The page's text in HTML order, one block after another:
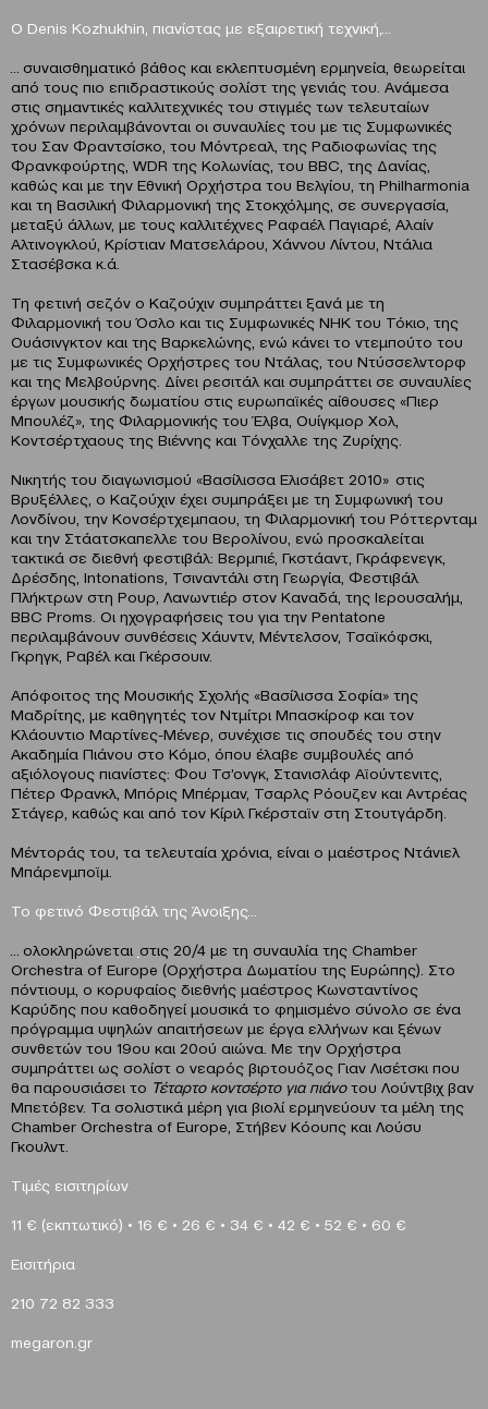
Ο Denis Kozhukhin, πιανίστας με εξαιρετική τεχνική,…
… συναισθηματικό βάθος και εκλεπτυσμένη ερμηνεία, θεωρείται
από τους πιο επιδραστικούς σολίστ της γενιάς του. Ανάμεσα
στις σημαντικές καλλιτεχνικές του στιγμές των τελευταίων
χρόνων περιλαμβάνονται οι συναυλίες του με τις Συμφωνικές
του Σαν Φραντσίσκο, του Μόντρεαλ, της Ραδιοφωνίας της
Φρανκφούρτης, WDR της Κολωνίας, του BBC, της Δανίας,
καθώς και με την Εθνική Ορχήστρα του Βελγίου, τη Philharmonia
και τη Βασιλική Φιλαρμονική της Στοκχόλμης, σε συνεργασία,
μεταξύ άλλων, με τους καλλιτέχνες Ραφαέλ Παγιαρέ, Aλαίν
Αλτινογκλού, Κρίστιαν Ματσελάρου, Χάννου Λίντου, Ντάλια
Στασέβσκα κ.ά.
Τη φετινή σεζόν ο Καζούχιν συμπράττει ξανά με τη
Φιλαρμονική του Όσλο και τις Συμφωνικές NHK του Τόκιο, της
Ουάσινγκτον και της Βαρκελώνης, ενώ κάνει το ντεμπούτο του
με τις Συμφωνικές Ορχήστρες του Ντάλας, του Ντύσσελντορφ
και της Μελβούρνης. Δίνει ρεσιτάλ και συμπράττει σε συναυλίες
έργων μουσικής δωματίου στις ευρωπαϊκές αίθουσες «Πιερ
Μπουλέζ», της Φιλαρμονικής του Έλβα, Ουίγκμορ Χολ,
Κοντσέρτχαους της Βιέννης και Τόνχαλλε της Ζυρίχης.
Νικητής του διαγωνισμού «Βασίλισσα Ελισάβετ 2010» στις
Βρυξέλλες, ο Καζούχιν έχει συμπράξει με τη Συμφωνική του
Λονδίνου, την Κονσέρτχεμπαου, τη Φιλαρμονική του Ρόττερνταμ
και την Στάατσκαπελλε του Βερολίνου, ενώ προσκαλείται
τακτικά σε διεθνή φεστιβάλ: Βερμπιέ, Γκστάαντ, Γκράφενεγκ,
Δρέσδης, Intonations, Τσιναντάλι στη Γεωργία, Φεστιβάλ
Πλήκτρων στη Ρουρ, Λανωντιέρ στον Καναδά, της Ιερουσαλήμ,
BBC Proms. Οι ηχογραφήσεις του για την Pentatone
περιλαμβάνουν συνθέσεις Χάυντν, Μέντελσον, Τσαϊκόφσκι,
Γκρηγκ, Ραβέλ και Γκέρσουιν.
Απόφοιτος της Μουσικής Σχολής «Βασίλισσα Σοφία» της
Μαδρίτης, με καθηγητές τον Ντμίτρι Μπασκίροφ και τον
Κλάουντιο Μαρτίνες-Μένερ, συνέχισε τις σπουδές του στην
Ακαδημία Πιάνου στο Κόμο, όπου έλαβε συμβουλές από
αξιόλογους πιανίστες: Φου Τσ’ονγκ, Στανισλάφ Αϊούντενιτς,
Πέτερ Φρανκλ, Μπόρις Μπέρμαν, Τσαρλς Ρόουζεν και Αντρέας
Στάγερ, καθώς και από τον Κίριλ Γκέρσταϊν στη Στουτγάρδη.
Μέντοράς του, τα τελευταία χρόνια, είναι ο μαέστρος Ντάνιελ
Μπάρενμποϊμ.
Το φετινό Φεστιβάλ της Άνοιξης…
… ολοκληρώνεται στις 20/4 με τη συναυλία της Chamber
Orchestra of Europe (Ορχήστρα Δωματίου της Ευρώπης). Στο
πόντιουμ, ο κορυφαίος διεθνής μαέστρος Κωνσταντίνος
Καρύδης που καθοδηγεί μουσικά το φημισμένο σύνολο σε ένα
πρόγραμμα υψηλών απαιτήσεων με έργα ελλήνων και ξένων
συνθετών του 19ου και 20ού αιώνα. Με την Ορχήστρα
συμπράττει ως σολίστ ο νεαρός βιρτουόζος Γιαν Λισέτσκι που
θα παρουσιάσει το Τέταρτο κοντσέρτο για πιάνοτου Λούντβιχ βαν
Μπετόβεν. Τα σολιστικά μέρη για βιολί ερμηνεύουν τα μέλη της
Chamber Orchestra of Europe, Στήβεν Κόουπς και Λούσυ
Γκουλντ.
Τιμές εισιτηρίων
11 € (εκπτωτικό) • 16 € • 26 € • 34 € • 42 € • 52 € • 60 €
Eισιτήρια
210 72 82 333
megaron gr